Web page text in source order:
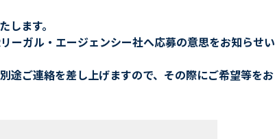
ます。
ーガル・エージェンシー社へ応募の意思をお知らせい
途ご連絡を差し上げますので、その際にご希望等をお